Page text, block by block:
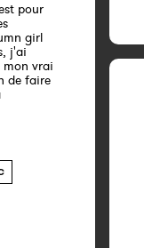
pour
girl
j'ai
mon vrai
de faire